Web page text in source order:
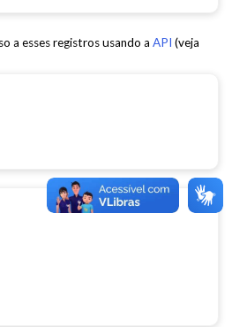
a esses registros usando a API (veja